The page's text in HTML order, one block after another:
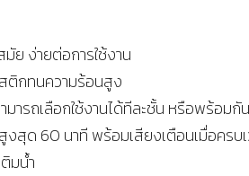
ย ง่ายต่อการใช้งาน
ติกทนความร้อนสูง
ารถเลือกใช้งานได้ทีละชั้น หรือพร้อมกั
งสุด 60 นาที พร้อมเสียงเตือนเมื่อครบ
มน้ำ